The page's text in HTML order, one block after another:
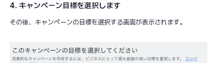
4. キャンペーン目標を選択します
その後、キャンペーンの目標を選択する画面が表示されます。